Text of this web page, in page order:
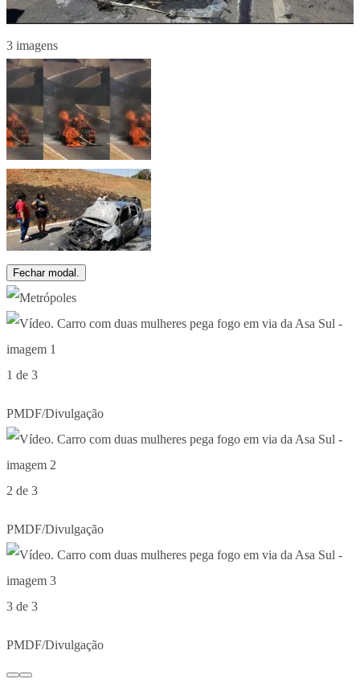
3 imagens
Fechar modal.
1 de 3
PMDF/Divulgação
2 de 3
PMDF/Divulgação
3 de 3
PMDF/Divulgação